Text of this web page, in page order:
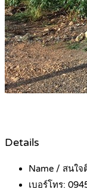
Details
Name / สนใ
เบอร์โทร: